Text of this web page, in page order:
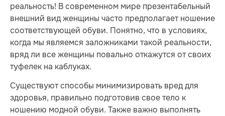
реальность! В современном мире презентабельный
внешний вид женщины часто предполагает ношение
соответствующей обуви. Понятно, что в условиях,
когда мы являемся заложниками такой реальности,
вряд ли все женщины повально откажутся от своих
туфелек на каблуках.
Существуют способы минимизировать вред для
здоровья, правильно подготовив свое тело к
ношению модной обуви. Также важно выполнять